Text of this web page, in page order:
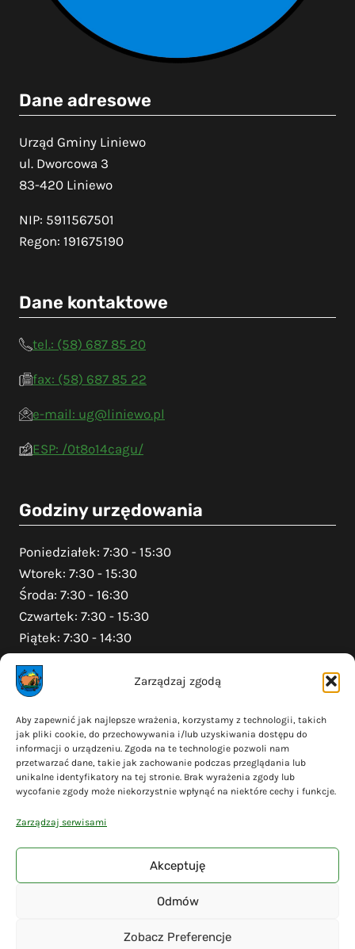
Zarządzaj zgodą
Aby zapewnić jak najlepsze wrażenia, korzystamy z technologii, takich
jak pliki cookie, do przechowywania i/lub uzyskiwania dostępu do
informacji o urządzeniu. Zgoda na te technologie pozwoli nam
przetwarzać dane, takie jak zachowanie podczas przeglądania lub
unikalne identyfikatory na tej stronie. Brak wyrażenia zgody lub
wycofanie zgody może niekorzystnie wpłynąć na niektóre cechy i funkcje.
Zarządzaj serwisami
Akceptuję
Odmów
Zobacz Preferencje
Dane adresowe
Urząd Gminy Liniewo
ul. Dworcowa 3
83-420 Liniewo
NIP: 5911567501
Regon: 191675190
Dane kontaktowe
tel.: (58) 687 85 20
fax: (58) 687 85 22
e-mail: ug@liniewo.pl
ESP: /0t8o14cagu/
Godziny urzędowania
Poniedziałek: 7:30 - 15:30
Wtorek: 7:30 - 15:30
Środa: 7:30 - 16:30
Czwartek: 7:30 - 15:30
Piątek: 7:30 - 14:30
Na skróty
Polityka prywatności
Polityka plików cookies (EU)
Deklaracja dostępności
Mapa serwisu